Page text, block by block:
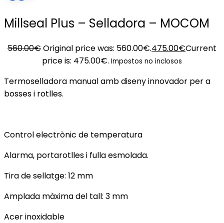
Millseal Plus – Selladora – MOCOM
560.00€Original price was: 560.00€.475.00€Current
price is: 475.00€. Impostos no inclosos
Termoselladora manual amb diseny innovador per a
bosses i rotlles.
Control electrònic de temperatura
Alarma, portarotlles i fulla esmolada.
Tira de sellatge: 12 mm
Amplada màxima del tall: 3 mm
Acer inoxidable